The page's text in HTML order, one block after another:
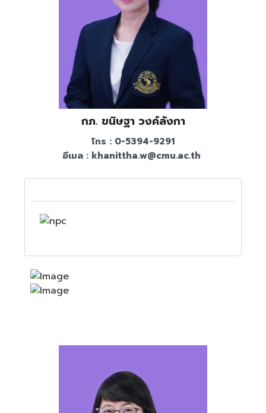
กภ. ขนิษฐา วงค์ลังกา
โทร : 0-5394-9291
อีเมล : khanittha.w@cmu.ac.th